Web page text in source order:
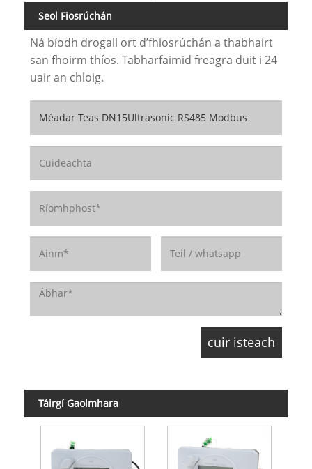
Seol Fiosrúchán
Ná bíodh drogall ort d’fhiosrúchán a thabhairt
san fhoirm thíos. Tabharfaimid freagra duit i 24
uair an chloig.
Táirgí Gaolmhara